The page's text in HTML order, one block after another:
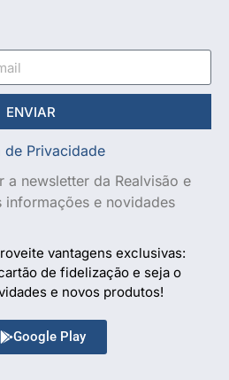
de Privacidade
a newsletter da Realvisão e
e novidades
ENVIAR
vantagens exclusivas:
de fidelização e seja o
e novos produtos!
Google Play